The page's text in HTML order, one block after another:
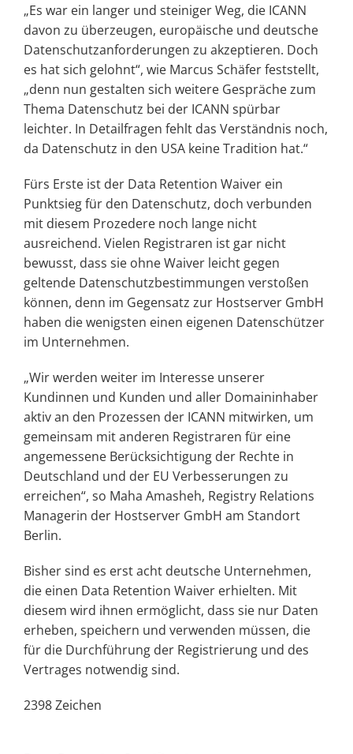
„Es war ein langer und steiniger Weg, die ICANN
davon zu überzeugen, europäische und deutsche
Datenschutzanforderungen zu akzeptieren. Doch
es hat sich gelohnt“, wie Marcus Schäfer feststellt,
„denn nun gestalten sich weitere Gespräche zum
Thema Datenschutz bei der ICANN spürbar
leichter. In Detailfragen fehlt das Verständnis noch,
da Datenschutz in den USA keine Tradition hat.“
Fürs Erste ist der Data Retention Waiver ein
Punktsieg für den Datenschutz, doch verbunden
mit diesem Prozedere noch lange nicht
ausreichend. Vielen Registraren ist gar nicht
bewusst, dass sie ohne Waiver leicht gegen
geltende Datenschutzbestimmungen verstoßen
können, denn im Gegensatz zur Hostserver GmbH
haben die wenigsten einen eigenen Datenschützer
im Unternehmen.
„Wir werden weiter im Interesse unserer
Kundinnen und Kunden und aller Domaininhaber
aktiv an den Prozessen der ICANN mitwirken, um
gemeinsam mit anderen Registraren für eine
angemessene Berücksichtigung der Rechte in
Deutschland und der EU Verbesserungen zu
erreichen“, so Maha Amasheh, Registry Relations
Managerin der Hostserver GmbH am Standort
Berlin.
Bisher sind es erst acht deutsche Unternehmen,
die einen Data Retention Waiver erhielten. Mit
diesem wird ihnen ermöglicht, dass sie nur Daten
erheben, speichern und verwenden müssen, die
für die Durchführung der Registrierung und des
Vertrages notwendig sind.
2398 Zeichen